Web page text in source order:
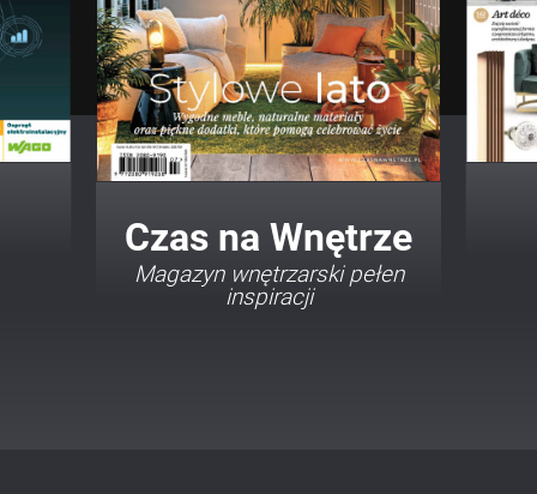
Twój Dom Twój Styl
Porady i inspiracje w
najmodniejszych stylach